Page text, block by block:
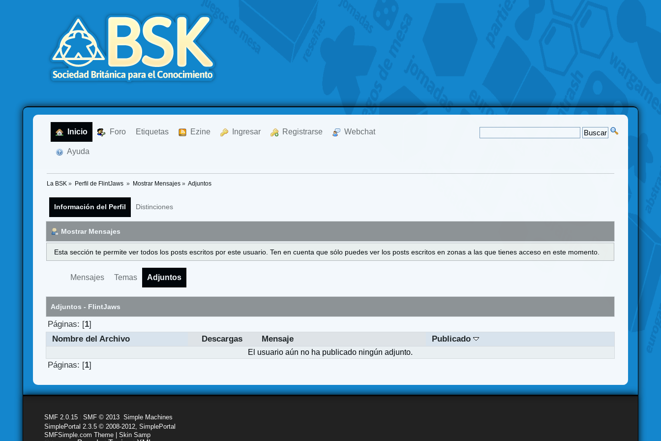
Inicio Foro Etiquetas Ezine Ingresar Registrarse Webchat
Ayuda
La BSK » Perfil de FlintJaws » Mostrar Mensajes» Adjuntos
Información del Perfil Distinciones
Mostrar Mensajes
Esta sección te permite ver todos los posts escritos por este usuario. Ten en cuenta que sólo puedes ver los posts escritos en zonas a las que tienes acceso en este momento.
Mensajes Temas Adjuntos
Adjuntos - FlintJaws
Páginas: [1]
Nombre del Archivo
Descargas Mensaje Publicado
El usuario aún no ha publicado ningún adjunto.
Páginas: [1]
SMF 2.0.15 |SMF © 2013 ,Simple Machines
SimplePortal 2.3.5 © 2008-2012, SimplePortal
SMFSimple.com Theme | Skin Samp